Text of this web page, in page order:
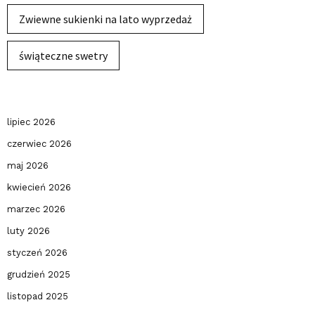
Zwiewne sukienki na lato wyprzedaż
świąteczne swetry
lipiec 2026
czerwiec 2026
maj 2026
kwiecień 2026
marzec 2026
luty 2026
styczeń 2026
grudzień 2025
listopad 2025